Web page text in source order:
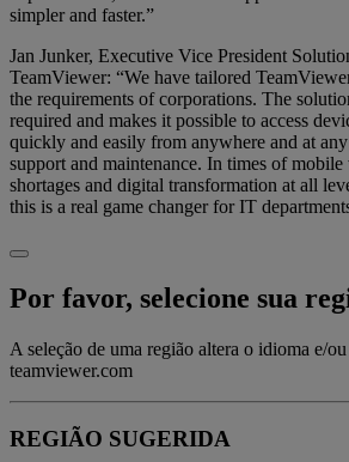
simpler and faster.”
Jan Junker, Executive Vice President
TeamViewer: “We have tailored
the requirements of corporations. The
required and makes it possible to access
quickly and easily from anywhere and at
support and maintenance. In times of
shortages and digital transformation at all
this is a real game changer for IT
Por favor, selecione sua
A seleção de uma região altera o idioma e/
teamviewer.com
REGIÃO SUGERIDA